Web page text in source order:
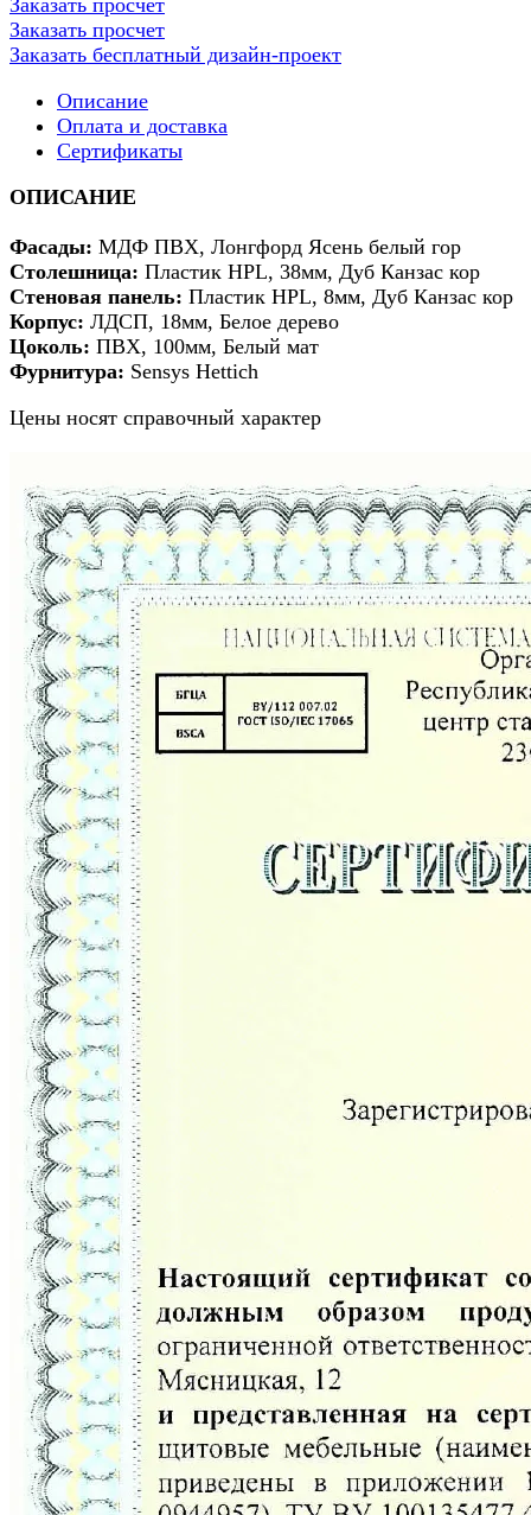
Заказать просчет
Заказать бесплатный дизайн-проект
Описание
Оплата и доставка
Сертификаты
ОПИСАНИЕ
Фасады: МДФ ПВХ, Лонгфорд Ясень белый гор
Столешница: Пластик HPL, 38мм, Дуб Канзас кор
Стеновая панель: Пластик HPL, 8мм, Дуб Канзас кор
Корпус: ЛДСП, 18мм, Белое дерево
Цоколь: ПВХ, 100мм, Белый мат
Фурнитура: Sensys Hettich
Цены носят справочный характер